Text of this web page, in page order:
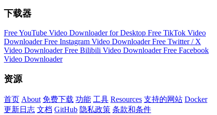
下载器
Free YouTube Video Downloader for Desktop Free TikTok Video
DownloaderFree Instagram Video DownloaderFree Twitter / X
Video DownloaderFree Bilibili Video DownloaderFree Facebook
Video Downloader
资源
首页 About 免费下载 功能 工具 Resources 支持的网站 Docker
更新日志 文档 GitHub 隐私政策 条款和条件